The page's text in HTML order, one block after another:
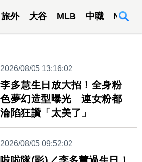
旅外 大谷 MLB 中職 NBA
2026/08/05 13:16:02
李多慧生日放大招！全身粉
色夢幻造型曝光 連女粉都
淪陷狂讚「太美了」
2026/08/05 09:52:02